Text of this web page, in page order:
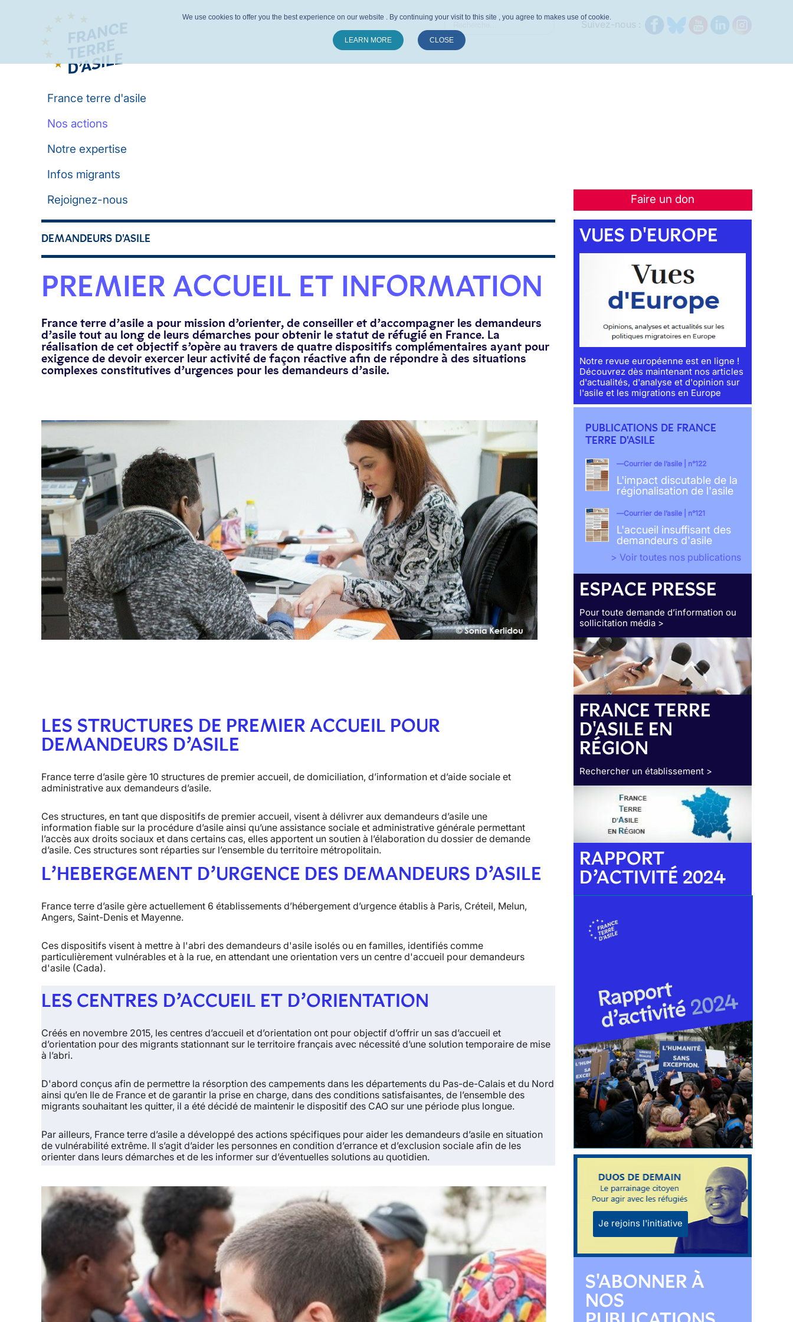
France terre d'asile
Nos actions
Notre expertise
Infos migrants
Faire un don
Rejoignez-nous
DEMANDEURS D'ASILE
PREMIER ACCUEIL ET INFORMATION
France terre d’asile a pour mission d’orienter, de conseiller et d’accompagner les demandeurs
d’asile tout au long de leurs démarches pour obtenir le statut de réfugié en France. La
réalisation de cet objectif s’opère au travers de quatre dispositifs complémentaires ayant pour
exigence de devoir exercer leur activité de façon réactive afin de répondre à des situations
complexes constitutives d’urgences pour les demandeurs d’asile.
LES STRUCTURES DE PREMIER ACCUEIL POUR
DEMANDEURS D’ASILE
France terre d’asile gère 10 structures de premier accueil, de domiciliation, d’information et d’aide sociale et
administrative aux demandeurs d’asile.
Ces structures, en tant que dispositifs de premier accueil, visent à délivrer aux demandeurs d’asile une
information fiable sur la procédure d’asile ainsi qu’une assistance sociale et administrative générale permettant
l’accès aux droits sociaux et dans certains cas, elles apportent un soutien à l’élaboration du dossier de demande
d’asile. Ces structures sont réparties sur l’ensemble du territoire métropolitain.
L’HEBERGEMENT D’URGENCE DES DEMANDEURS D’ASILE
France terre d’asile gère actuellement 6 établissements d’hébergement d’urgence établis à Paris, Créteil, Melun,
Angers, Saint-Denis et Mayenne.
Ces dispositifs visent à mettre à l'abri des demandeurs d'asile isolés ou en familles, identifiés comme
particulièrement vulnérableset à la rue, en attendant une orientation vers un centre d'accueil pour demandeurs
d'asile (Cada).
LES CENTRES D’ACCUEIL ET D’ORIENTATION
Créés en novembre 2015, les centres d’accueil et d’orientation ont pour objectif d’offrir unsas d’accueil et
d’orientation pour des migrants stationnant sur le territoire français avec nécessité d’une solution temporaire de mise
à l’abri.
D'abord conçus afin de permettre la résorption des campements dans les départements du Pas-de-Calais et du Nord
ainsi qu’en Ile de France et de garantir la prise en charge, dans des conditions satisfaisantes, de l’ensemble des
migrants souhaitant les quitter, il a été décidé de maintenir le dispositif des CAO sur une période plus longue.
Par ailleurs, France terre d’asile a développé des actions spécifiques pour aider les demandeurs d’asile en situation
de vulnérabilité extrême. Il s’agit d’aider les personnes en condition d’errance et d’exclusion sociale afin de les
orienter dans leurs démarches et de les informer sur d’éventuelles solutions au quotidien.
VUES D'EUROPE
Notre revue européenne est en ligne !
Découvrez dès maintenant nos articles
d'actualités, d'analyse et d'opinion sur
l'asile et les migrations en Europe
PUBLICATIONS DE FRANCE
TERRE D'ASILE
Courrier de l’asile | n°122
L'impact discutable de la
régionalisation de l'asile
Courrier de l’asile | n°121
L'accueil insuffisant des
demandeurs d'asile
> Voir toutes nos publications
ESPACE PRESSE
Pour toute demande d’information ou
sollicitation média >
FRANCE TERRE
D'ASILE EN
RÉGION
Rechercher un établissement >
RAPPORT
D’ACTIVITÉ 2024
Je rejoins l'initiative
S'ABONNER À
NOS
We use cookies to offer you the best experience on our website . By continuing your visit to this site , you agree to makes use of cookie.
LEARN MORE CLOSE